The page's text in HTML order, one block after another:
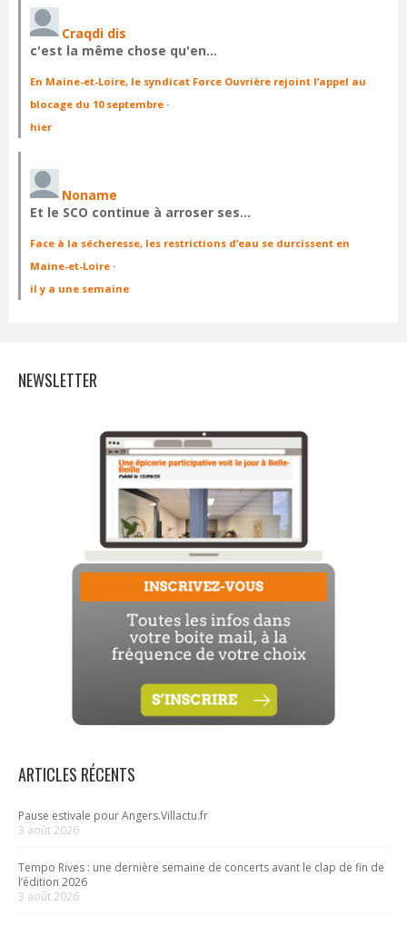
Craqdi dis
c'est la même chose qu'en…
En Maine-et-Loire, le syndicat Force Ouvrière rejoint l’appel au
blocage du 10 septembre ·
hier
Noname
Et le SCO continue à arroser ses…
Face à la sécheresse, les restrictions d’eau se durcissent en
Maine-et-Loire ·
il y a une semaine
NEWSLETTER
ARTICLES RÉCENTS
Pause estivale pour Angers.Villactu.fr
3 août 2026
Tempo Rives : une dernière semaine de concerts avant le clap de fin de
l’édition 2026
3 août 2026